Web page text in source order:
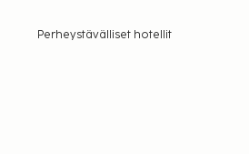
Perheystävälliset hotellit